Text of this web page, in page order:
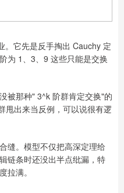
。它先是反手掏出 Cauchy 定
为 1、3、9 这些只能是交换
被那种" 3^k 阶群肯定交换"的
甩出来当反例，可以说很有逻
缝。模型不仅把高深定理给
链条时还没出半点纰漏，特
拉满。